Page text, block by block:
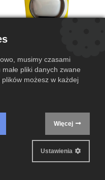
2A
zł
musimy czasami
pliki danych zwane
możesz w każdej
Więcej
Ustawienia